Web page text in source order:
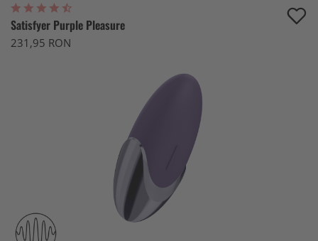
Satisfyer Purple Pleasure
231,95 RON